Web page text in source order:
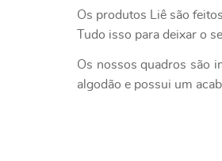
Os produtos Liê são
Tudo isso para deixar o
Os nossos quadros são
algodão e possui um